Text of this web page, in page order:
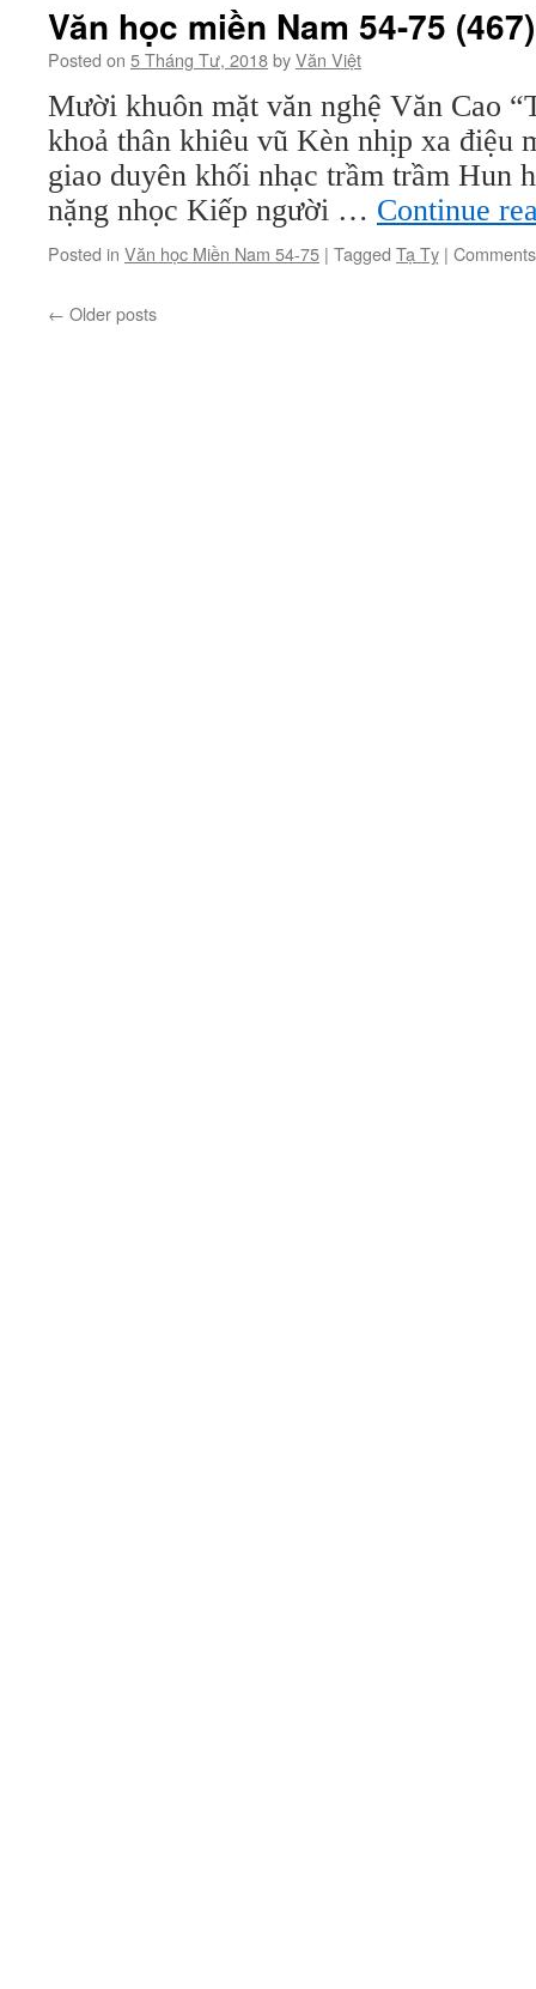
Văn học miền Nam 54-75
Posted on 5 Tháng Tư, 2018byVăn Việt
Mười khuôn mặt văn nghệ Văn Cao
khoả thân khiêu vũ Kèn nhịp xa điệu
giao duyên khối nhạc trầm trầm Hun
nặng nhọc Kiếp người … Continue
Posted in Văn học Miền Nam 54-75 | Tagged Tạ Tỵ |
← Older posts